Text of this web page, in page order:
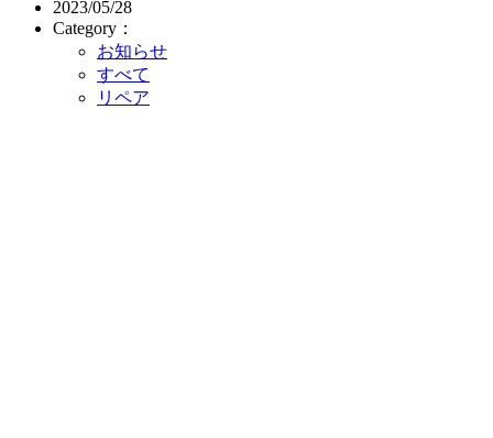
2023/05/28
Category：
お知らせ
すべて
リペア